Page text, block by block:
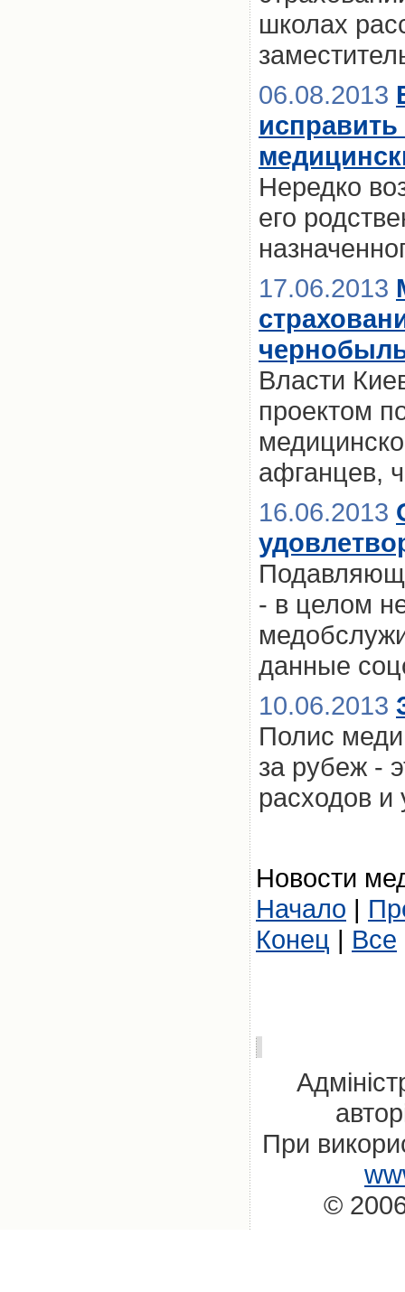
школах
06.08.2013
исправить
Нередко
его
17.06.2013
Власти
проектом
афганцев,
16.06.2013
- в целом
данные
10.06.2013
Полис
за рубеж -
расходов и
Новости
Начало |
Конец | Все
При
©